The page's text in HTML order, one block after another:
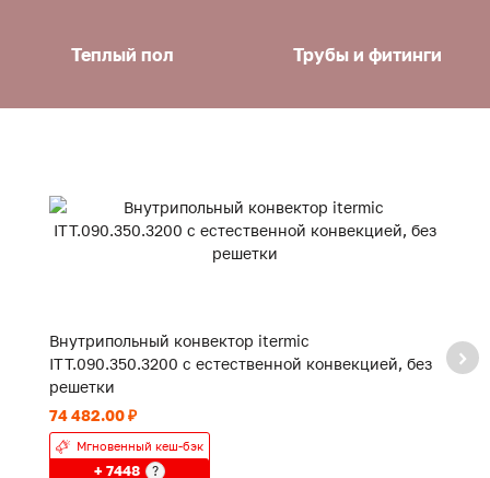
Теплый пол Трубы и фитинги
Внутрипольный конвектор itermic
ITT.090.350.3200 с естественной конвекцией, без
решетки
74 482.00 ₽
Мгновенный кеш-бэк
+ 7448 ?